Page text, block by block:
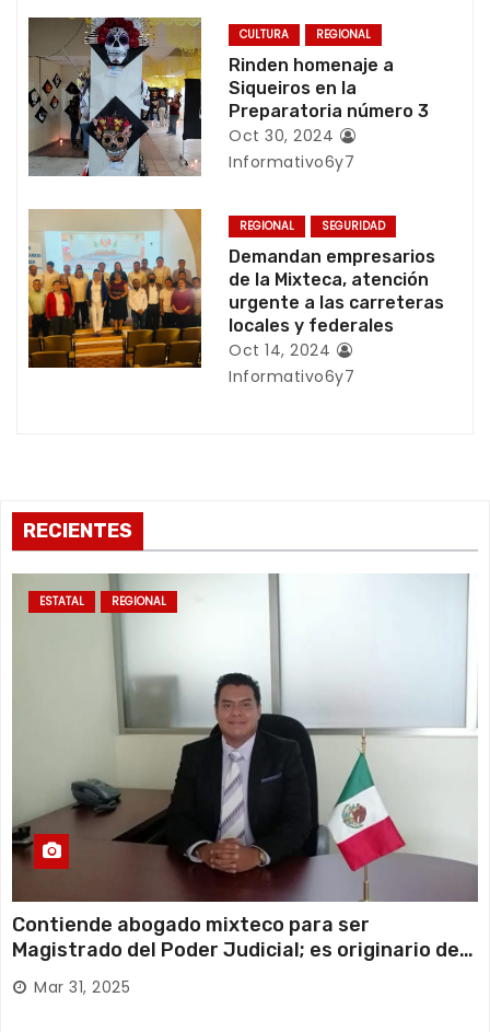
e
n
t
r
a
d
a
CULTURA REGIONAL
Rinden homenaje a
Siqueiros en la
Preparatoria número 3
Oct 30, 2024
Informativo6y7
REGIONAL SEGURIDAD
Demandan empresarios
de la Mixteca, atención
urgente a las carreteras
locales y federales
Oct 14, 2024
Informativo6y7
RECIENTES
ESTATAL REGIONAL
Contiende abogado mixteco para ser
Magistrado del Poder Judicial; es originario de
Huajuapan de León
Mar 31, 2025